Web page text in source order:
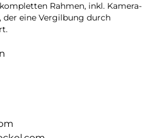
Rahmen, inkl. Kamera-
der eine Vergilbung durch